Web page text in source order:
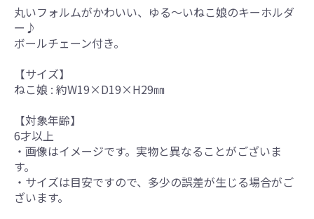
丸いフォルムがかわいい、ゆる～いねこ娘のキーホルダ
ー♪
ボールチェーン付き。
【サイズ】
ねこ娘 : 約W19×D19×H29㎜
【対象年齢】
6才以上
・画像はイメージです。実物と異なることがございま
す。
・サイズは目安ですので、多少の誤差が生じる場合がご
ざいます。